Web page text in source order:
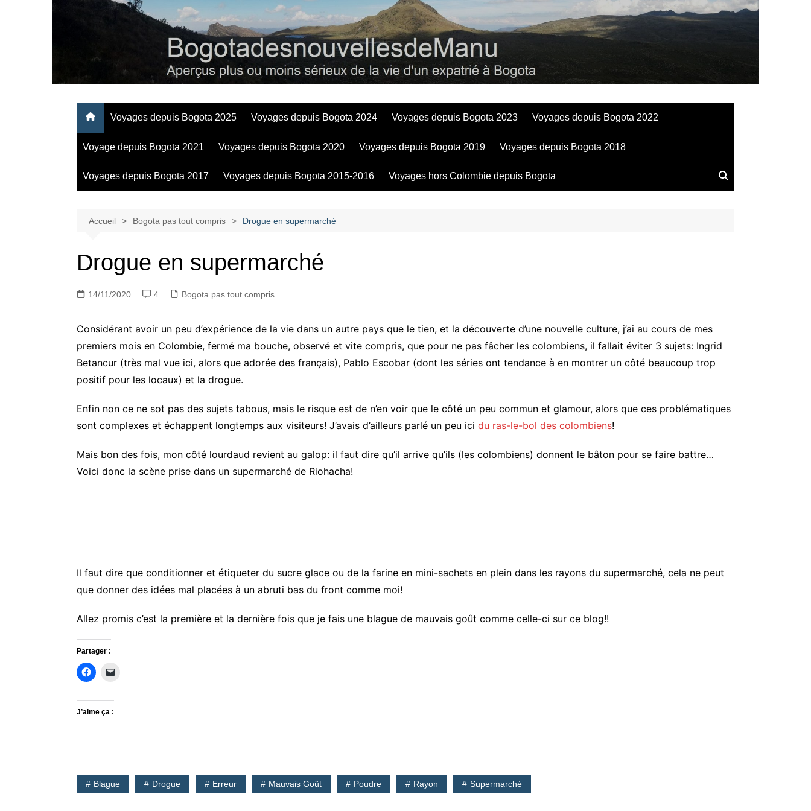
BogotadesnouvellesdeManu
Regards personnels sur la vie d’expatrié à Bogota
Voyages depuis Bogota 2025 Voyages depuis Bogota 2024 Voyages depuis Bogota 2023 Voyages depuis Bogota 2022
Voyage depuis Bogota 2021 Voyages depuis Bogota 2020 Voyages depuis Bogota 2019 Voyages depuis Bogota 2018
Voyages depuis Bogota 2017 Voyages depuis Bogota 2015-2016 Voyages hors Colombie depuis Bogota
Accueil Bogota pas tout compris Drogue en supermarché
Drogue en supermarché
14/11/2020 4 Bogota pas tout compris
Considérant avoir un peu d’expérience de la vie dans un autre pays que le tien, et la découverte d’une nouvelle culture, j’ai au cours de mes
premiers mois en Colombie, fermé ma bouche, observé et vite compris, que pour ne pas fâcher les colombiens, il fallait éviter 3 sujets: Ingrid
Betancur (très mal vue ici, alors que adorée des français), Pablo Escobar (dont les séries ont tendance à en montrer un côté beaucoup trop
positif pour les locaux) et la drogue.
Enfin non ce ne sot pas des sujets tabous, mais le risque est de n’en voir que le côté un peu commun et glamour, alors que ces problématiques
sont complexes et échappent longtemps aux visiteurs! J’avais d’ailleurs parlé un peu ici du ras-le-bol des colombiens!
Mais bon des fois, mon côté lourdaud revient au galop: il faut dire qu’il arrive qu’ils (les colombiens) donnent le bâton pour se faire battre…
Voici donc la scène prise dans un supermarché de Riohacha!
Il faut dire que conditionner et étiqueter du sucre glace ou de la farine en mini-sachets en plein dans les rayons du supermarché, cela ne peut
que donner des idées mal placées à un abruti bas du front comme moi!
Allez promis c’est la première et la dernière fois que je fais une blague de mauvais goût comme celle-ci sur ce blog!!
Partager :
J’aime ça :
Blague Drogue Erreur Mauvais Goût Poudre Rayon Supermarché